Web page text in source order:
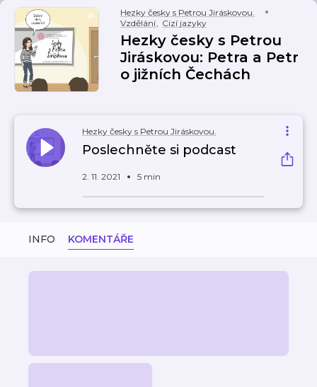
Hezky česky s Petrou Jiráskovou.
Vzdělání, Cizí jazyky
Hezky česky s Petrou
Jiráskovou: Petra a Petr
o jižních Čechách
Hezky česky s Petrou Jiráskovou.
Poslechněte si podcast
2. 11. 2021 5 min
INFO KOMENTÁŘE